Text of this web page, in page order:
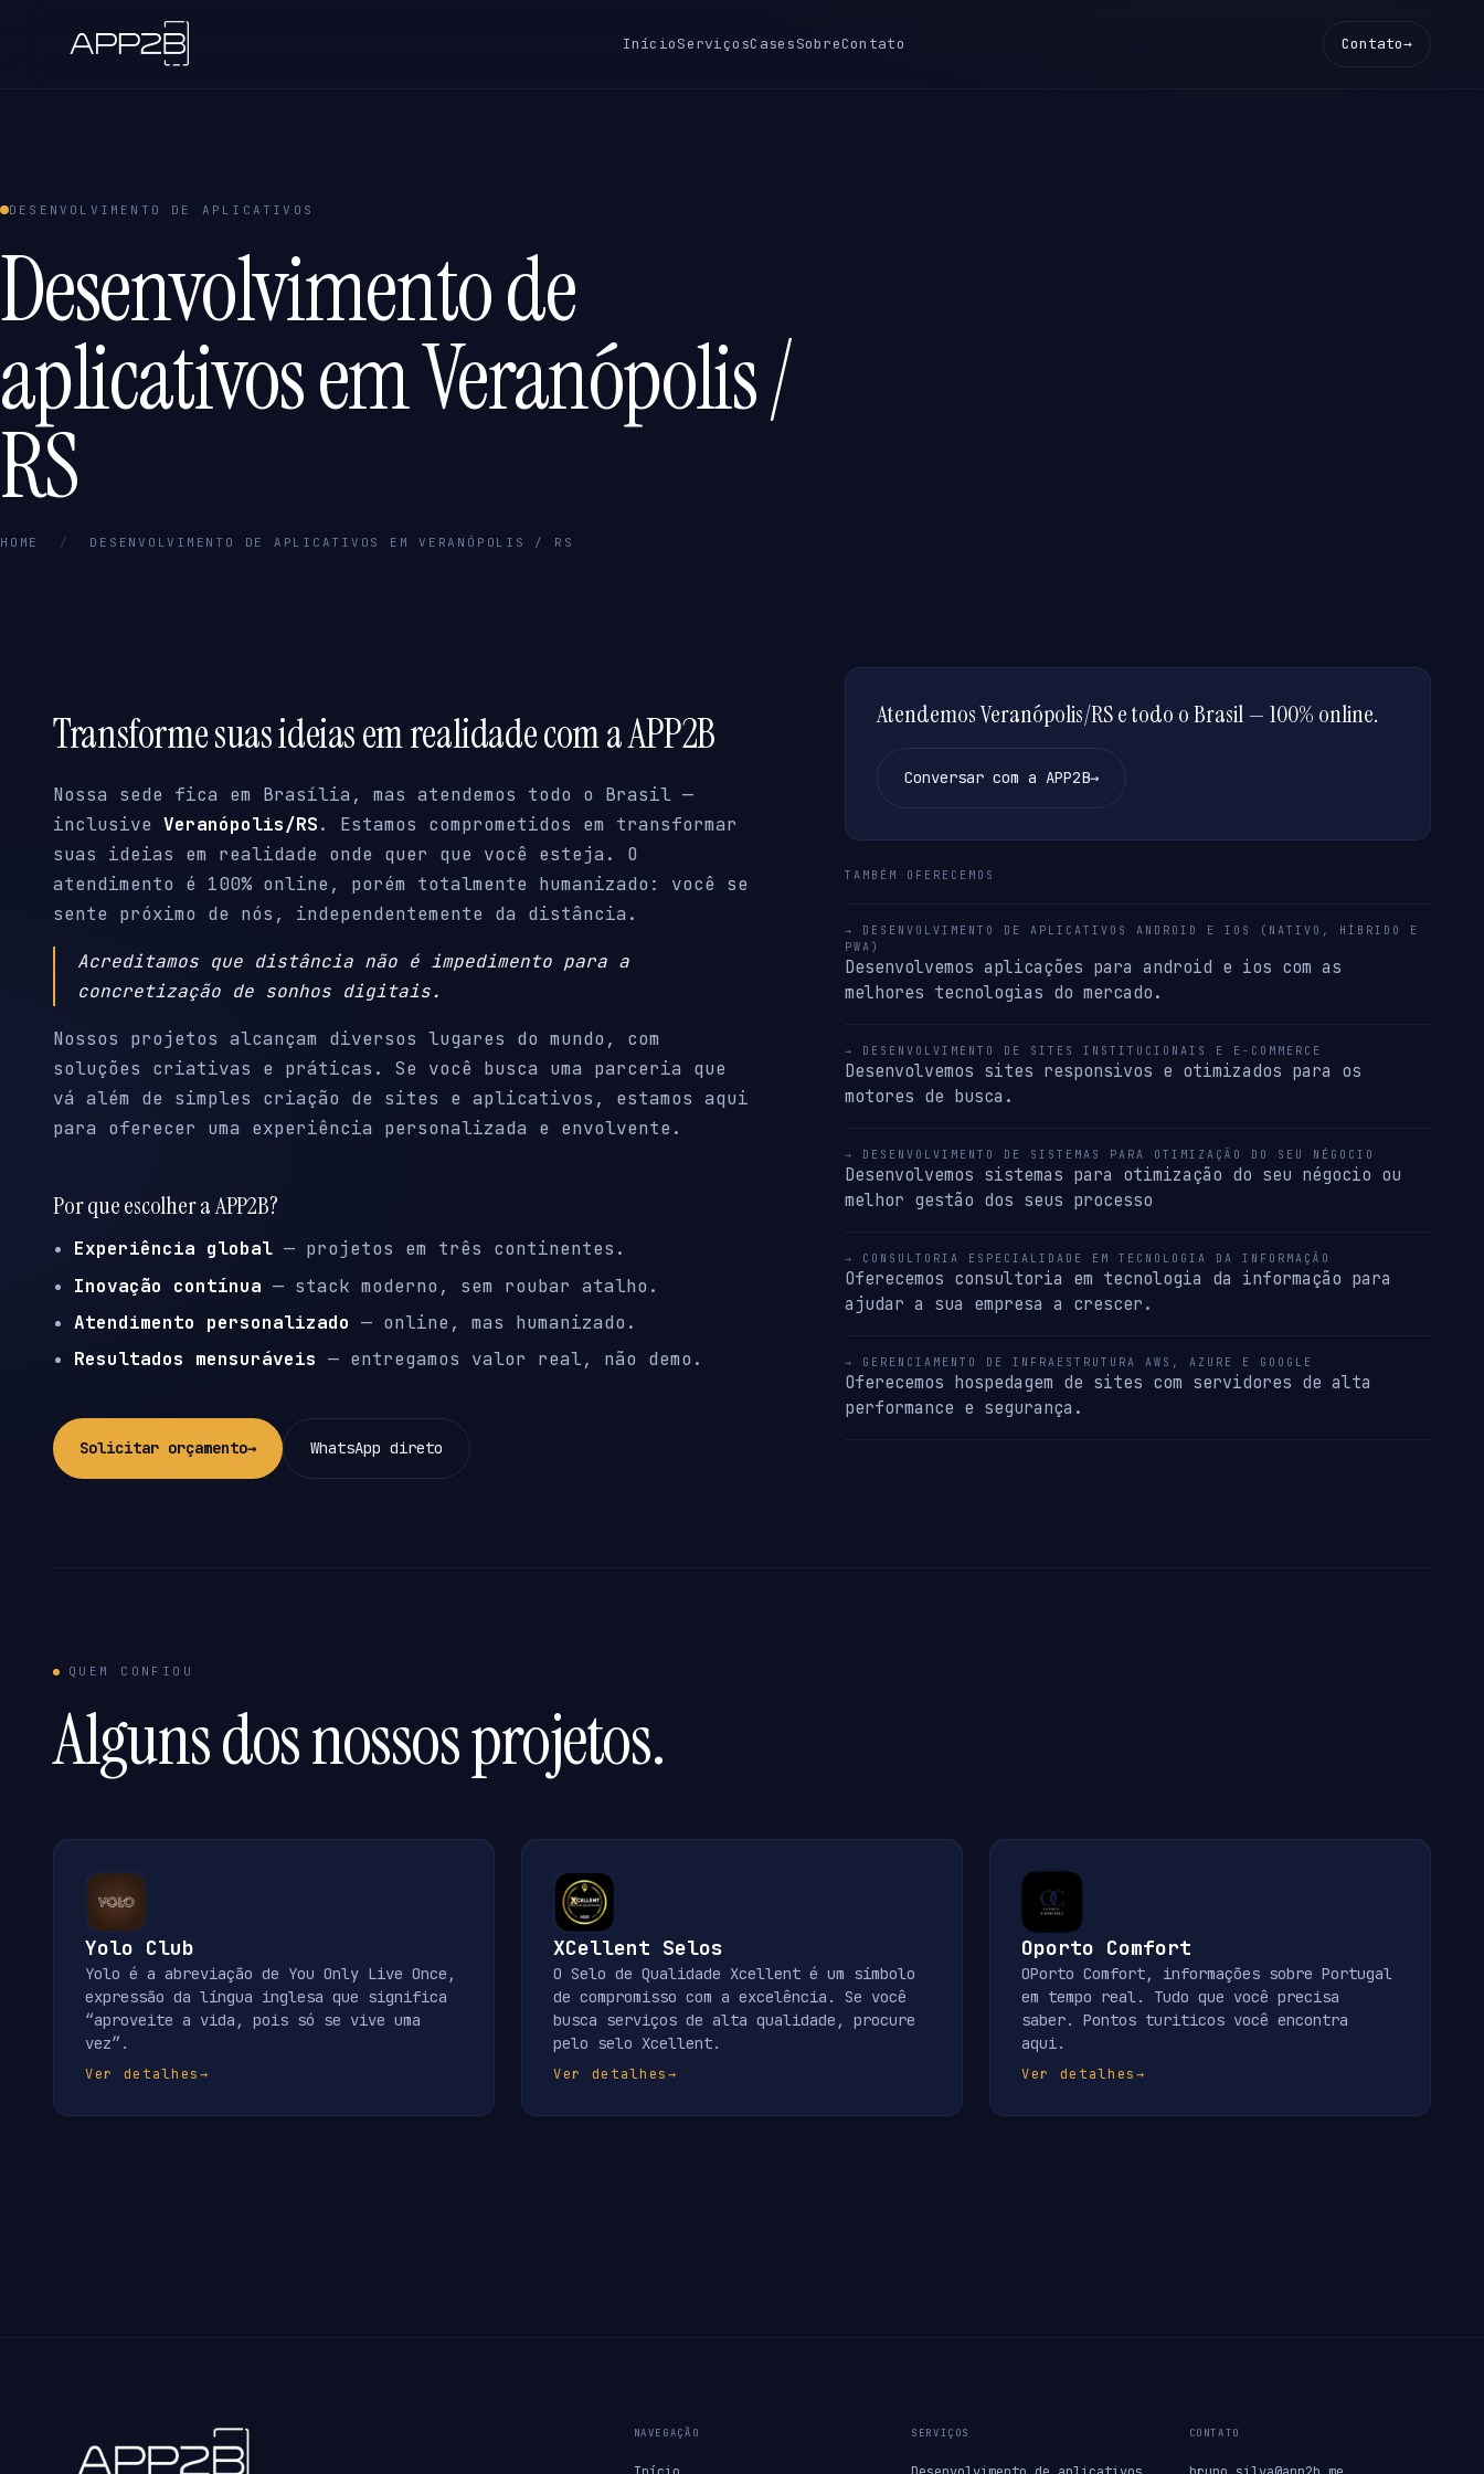
InícioServiçosCasesSobreContato Contato→
DESENVOLVIMENTO DE APLICATIVOS
Desenvolvimento de
aplicativos em Veranópolis /
RS
HOME / DESENVOLVIMENTO DE APLICATIVOS EM VERANÓPOLIS / RS
Transforme suas ideias em realidade com a APP2B
Nossa sede fica em Brasília, mas atendemos todo o Brasil —
inclusive Veranópolis/RS. Estamos comprometidos em transformar
suas ideias em realidade onde quer que você esteja. O
atendimento é 100% online, porém totalmente humanizado: você se
sente próximo de nós, independentemente da distância.
Acreditamos que distância não é impedimento para a
concretização de sonhos digitais.
Nossos projetos alcançam diversos lugares do mundo, com
soluções criativas e práticas. Se você busca uma parceria que
vá além de simples criação de sites e aplicativos, estamos aqui
para oferecer uma experiência personalizada e envolvente.
Por que escolher a APP2B?
Experiência global — projetos em três continentes.
Inovação contínua — stack moderno, sem roubar atalho.
Atendimento personalizado — online, mas humanizado.
Resultados mensuráveis — entregamos valor real, não demo.
Solicitar orçamento→ WhatsApp direto
Atendemos Veranópolis/RS e todo o Brasil — 100% online.
Conversar com a APP2B→
TAMBÉM OFERECEMOS
→ DESENVOLVIMENTO DE APLICATIVOS ANDROID E IOS (NATIVO, HÍBRIDO E
PWA)
Desenvolvemos aplicações para android e ios com as
melhores tecnologias do mercado.
→ DESENVOLVIMENTO DE SITES INSTITUCIONAIS E E-COMMERCE
Desenvolvemos sites responsivos e otimizados para os
motores de busca.
→ DESENVOLVIMENTO DE SISTEMAS PARA OTIMIZAÇÃO DO SEU NÉGOCIO
Desenvolvemos sistemas para otimização do seu négocio ou
melhor gestão dos seus processo
→ CONSULTORIA ESPECIALIDADE EM TECNOLOGIA DA INFORMAÇÃO
Oferecemos consultoria em tecnologia da informação para
ajudar a sua empresa a crescer.
→ GERENCIAMENTO DE INFRAESTRUTURA AWS, AZURE E GOOGLE
Oferecemos hospedagem de sites com servidores de alta
performance e segurança.
QUEM CONFIOU
Alguns dos nossos projetos.
Yolo Club
Yolo é a abreviação de You Only Live Once,
expressão da língua inglesa que significa
“aproveite a vida, pois só se vive uma
vez”.
Ver detalhes→
XCellent Selos
O Selo de Qualidade Xcellent é um símbolo
de compromisso com a excelência. Se você
busca serviços de alta qualidade, procure
pelo selo Xcellent.
Ver detalhes→
Oporto Comfort
OPorto Comfort, informações sobre Portugal
em tempo real. Tudo que você precisa
saber. Pontos turiticos você encontra
aqui.
Ver detalhes→
NAVEGAÇÃO SERVIÇOS CONTATO